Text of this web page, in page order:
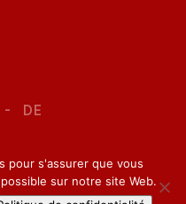
DE
pour s'assurer que vous
sur notre site Web.